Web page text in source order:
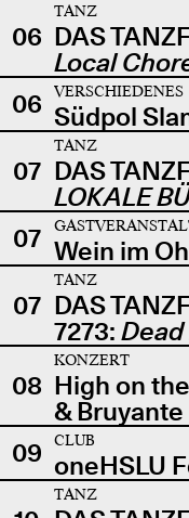
06
TANZ
DAS
Local
06
VERSCHIEDENES
Südpol
07
TANZ
DAS
LOKALE
07 Wein im
07
TANZ
DAS
7273:
08
KONZERT
High on
& Bruyante
09
CLUB
oneHSLU
TANZ